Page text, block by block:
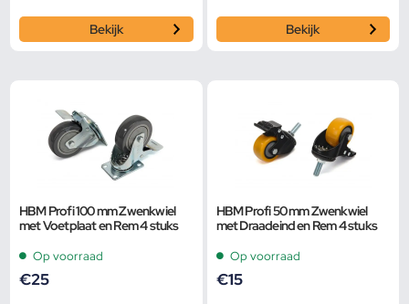
Bekijk Bekijk
HBM Profi 100 mm Zwenkwiel
met Voetplaat en Rem 4 stuks
Op voorraad
€25
HBM Profi 50 mm Zwenkwiel
met Draadeind en Rem 4 stuks
Op voorraad
€15